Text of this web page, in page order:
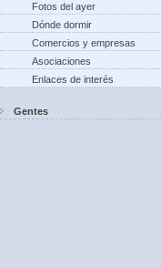
Fotos del ayer
Dónde dormir
Comercios y empresas
Asociaciones
Enlaces de interés
Gentes